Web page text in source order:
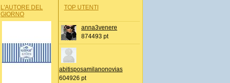
L'AUTORE DEL
GIORNO
TOP UTENTI
anna3venere
874493 pt
abitisposamilanonovias
604926 pt